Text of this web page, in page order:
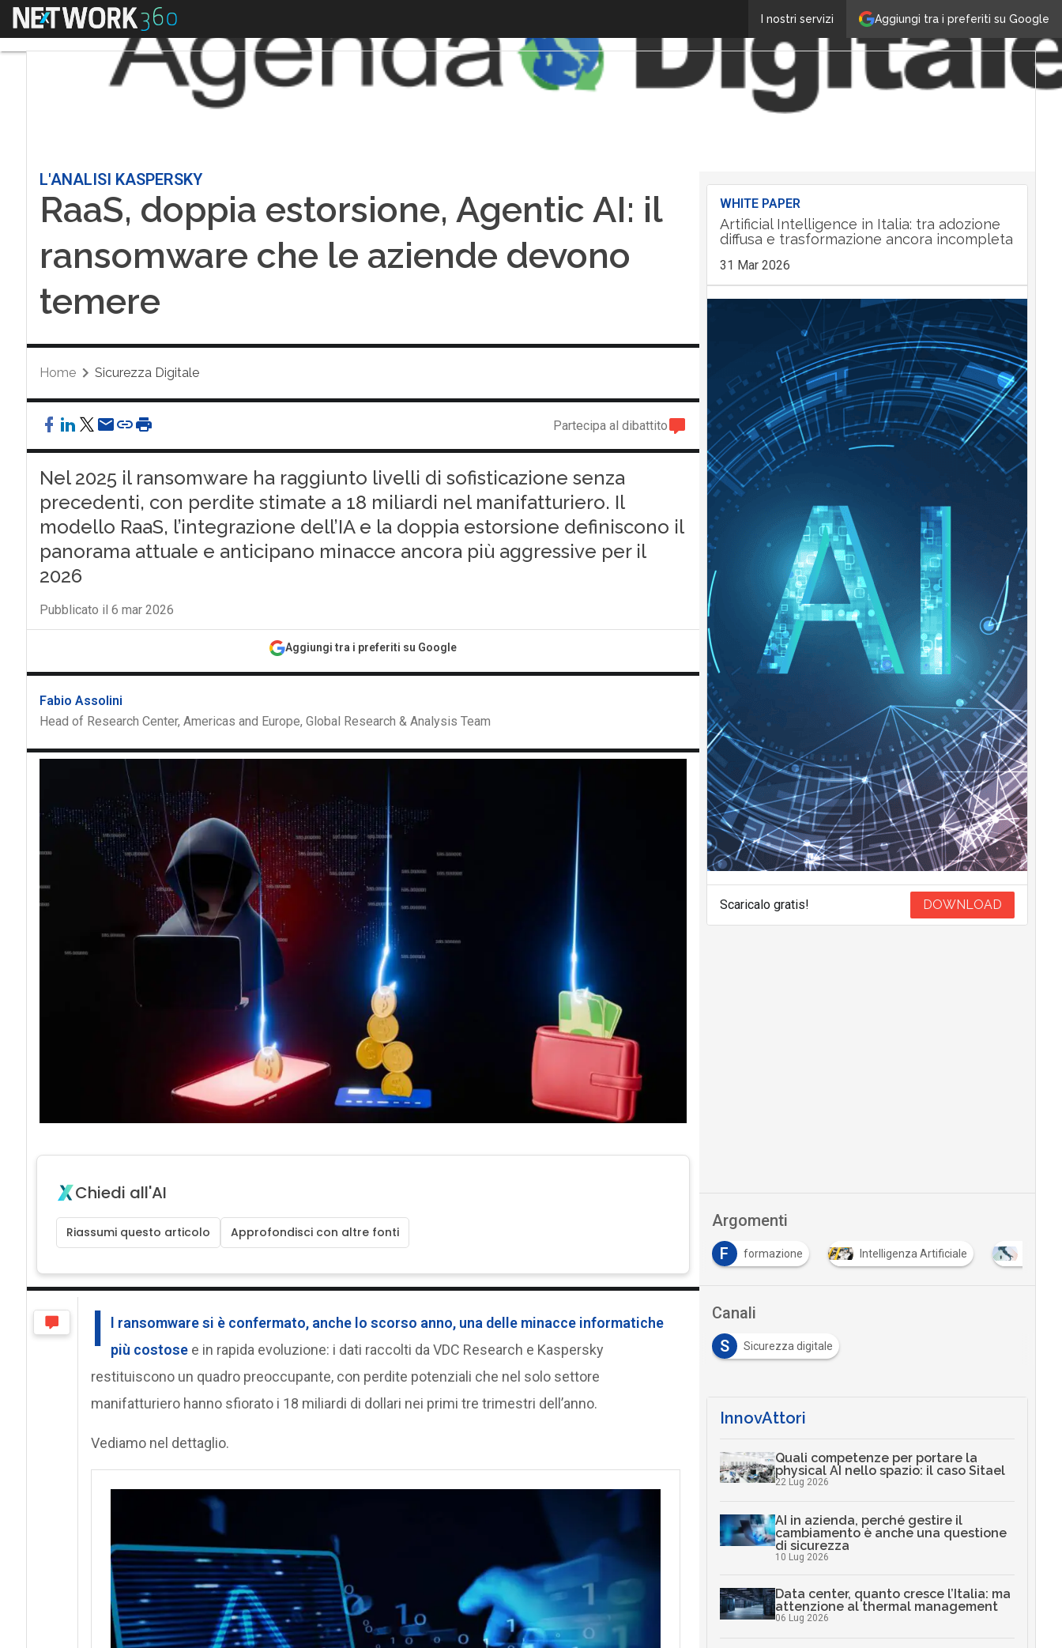
Aggiungi tra i preferiti su Google
I nostri servizi
Menu
L'ANALISI KASPERSKY
RaaS, doppia estorsione, Agentic AI: il
ransomware che le aziende devono
temere
Home Sicurezza Digitale
Partecipa al dibattito
Nel 2025 il ransomware ha raggiunto livelli di sofisticazione senza
precedenti, con perdite stimate a 18 miliardi nel manifatturiero. Il
modello RaaS, l’integrazione dell’IA e la doppia estorsione definiscono il
panorama attuale e anticipano minacce ancora più aggressive per il
2026
Pubblicato il 6 mar 2026
Aggiungi tra i preferiti su Google
Fabio Assolini
Head of Research Center, Americas and Europe, Global Research & Analysis Team
Chiedi all'AI
Riassumi questo articolo Approfondisci con altre fonti
I l ransomwaresi è confermato, anche lo scorso anno, una delle minacce informatiche
più costosee in rapida evoluzione: i dati raccolti da VDC Research e Kaspersky
restituiscono un quadro preoccupante, con perdite potenziali che nel solo settore
manifatturiero hanno sfiorato i 18 miliardi di dollari nei primi tre trimestri dell’anno.
Vediamo nel dettaglio.
WHITE PAPER
Artificial Intelligence in Italia: tra adozione
diffusa e trasformazione ancora incompleta
31 Mar 2026
Scaricalo gratis! DOWNLOAD
Argomenti
F formazione Intelligenza Artificiale
Canali
S
Sicurezza digitale
InnovAttori
Quali competenze per portare la
physical AI nello spazio: il caso Sitael
22 Lug 2026
AI in azienda, perché gestire il
cambiamento è anche una questione
di sicurezza
10 Lug 2026
Data center, quanto cresce l’Italia: ma
attenzione al thermal management
06 Lug 2026